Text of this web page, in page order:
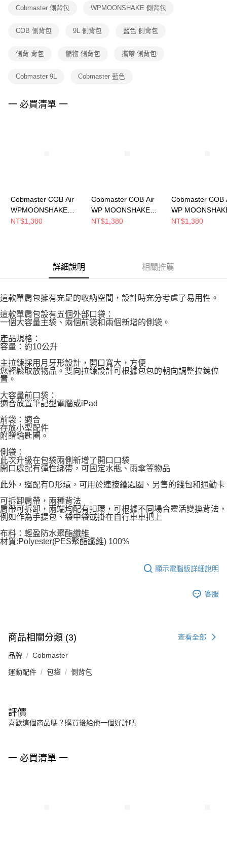
客戶支援中心」https://netprotections.freshdesk.com/support/home
１．透過由恩沛科技股份有限公司提供之「AFTEE先享後付」服務完成之交
權轉讓予恩沛科技股份有限公司。
３．未成年的使用者請事先徵得法定代理人或監護人之同意方可使用
４．使用「AFTEE先享後付」時，將依據個別帳號之用戶狀況，依本公司即
Cobmaster 側背包 WPMOONSHAKE 側背包
COB 側背包 9L 側背包 藍色 側背包
側背 背包 儲物 側背包 攜帶 側背包
Cobmaster 9L Cobmaster 藍色
一 必買清單 一
Cobmaster COB Air
WPMOONSHAKE
SHOULDER BAG 9L
NT$1,380
Cobmaster COB Air
WP MOONSHAKE
SHOULDER BAG 側背
NT$1,380
Cobmaster COB
WP
SHOULDER
NT$1,380
詳細說明 相關推薦
這款單肩包擁有充足的收納空間，設計時充分考慮了易用性。
這款單肩包設有五個外部口袋：
一個大容量主袋、兩個前袋和兩個新增的側袋。
產品規格：
容量：約10公升
主拉鍊採用月牙形設計，開口寬大，方便
您輕鬆取放物品。雙向拉鍊設計可根據包包的朝向調整拉鍊位
置。
大容量前口袋：
適合放置筆記型電腦或iPad
前袋：適合
存放小型配件
附贈鑰匙圈。
側袋：
此次升級在包袋兩側新增了開口口袋
開口處配有彈性綁帶，可固定水瓶、雨傘等物品
此外，還配有D形環，可用於連接鑰匙圈、另售的錢包和通勤卡
可拆卸肩帶，兩種背法
肩帶可拆卸，兩端均配有扣環，可根據不同場合靈活變換背法，
例如作為手提包、袋中袋或掛在自行車車把上
布料：輕盈防水聚酯纖維
材質:Polyester(PES聚酯纖維) 100%
顯示電腦版詳細說明
客服
商品相關分類 (3) 查看全部
品牌 Cobmaster
運動配件 包袋 側背包
評價
喜歡這個商品嗎？購買後給他一個好評吧
一 必買清單 一